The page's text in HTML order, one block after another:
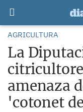
AGRICULTURA
La
amenaza
'cotonet